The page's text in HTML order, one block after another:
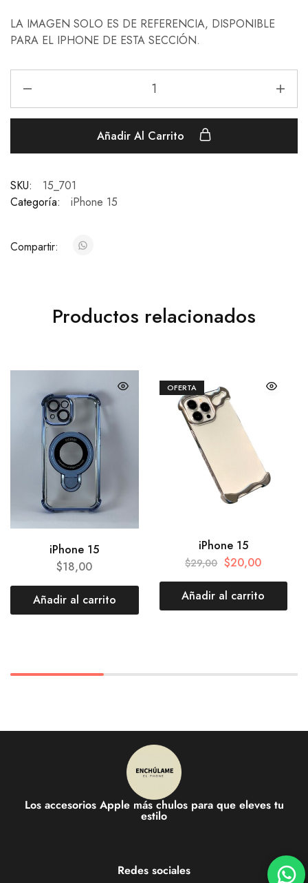
LA IMAGEN SOLO ES DE REFERENCIA, DISPONIBLE
PARA EL IPHONE DE ESTA SECCIÓN.
Añadir Al Carrito
SKU:
15_701
Categoría:
iPhone 15
Compartir:
Productos relacionados
iPhone 15
$18,00
Añadir al carrito
OFERTA
iPhone 15
$29,00 $20,00
Añadir al carrito
Los accesorios Apple más chulos para que eleves tu
estilo
Redes sociales